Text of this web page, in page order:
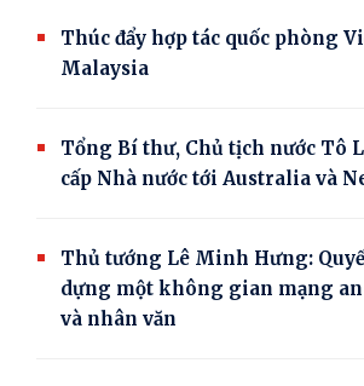
Thúc đẩy hợp tác quốc phòng
Malaysia
Tổng Bí thư, Chủ tịch nước Tô
cấp Nhà nước tới Australia và
Thủ tướng Lê Minh Hưng:
dựng một không gian mạng
và nhân văn